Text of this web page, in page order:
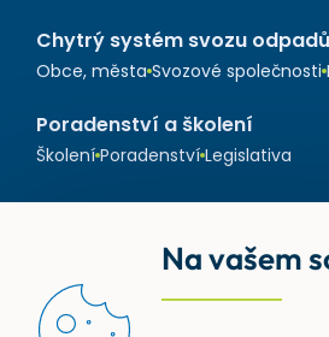
Chytrý systém svozu odpadů
Obce, města Svozové společnosti
Poradenství a školení
Školení Poradenství Legislativa
Na vašem